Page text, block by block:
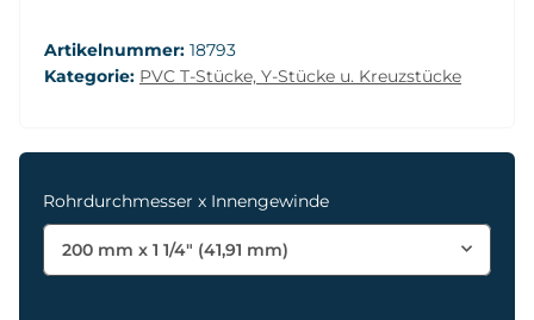
Artikelnummer: 18793
Kategorie: PVC T-Stücke, Y-Stücke u. Kreuzstücke
Rohrdurchmesser x Innengewinde
200 mm x 1 1/4" (41,91 mm)